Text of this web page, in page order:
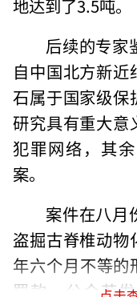
地达到了3.5吨。
后续的专
自中国北方新
石属于国家级保
研究具有重大意
犯罪网络，其
案。
案件在八月
盗掘古脊椎动物
年六个月不等的
罚款。公众若